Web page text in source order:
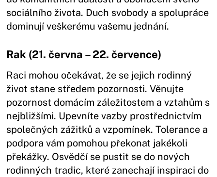
sociálního života. Duch svobody a spolupráce
dominují veškerému vašemu jednání.
Rak (21. června – 22. července)
Raci mohou očekávat, že se jejich rodinný
život stane středem pozornosti. Věnujte
pozornost domácím záležitostem a vztahům s
nejbližšími. Upevníte vazby prostřednictvím
společných zážitků a vzpomínek. Tolerance a
podpora vám pomohou překonat jakékoli
překážky. Osvědčí se pustit se do nových
rodinných tradic, které zanechají inspiraci do